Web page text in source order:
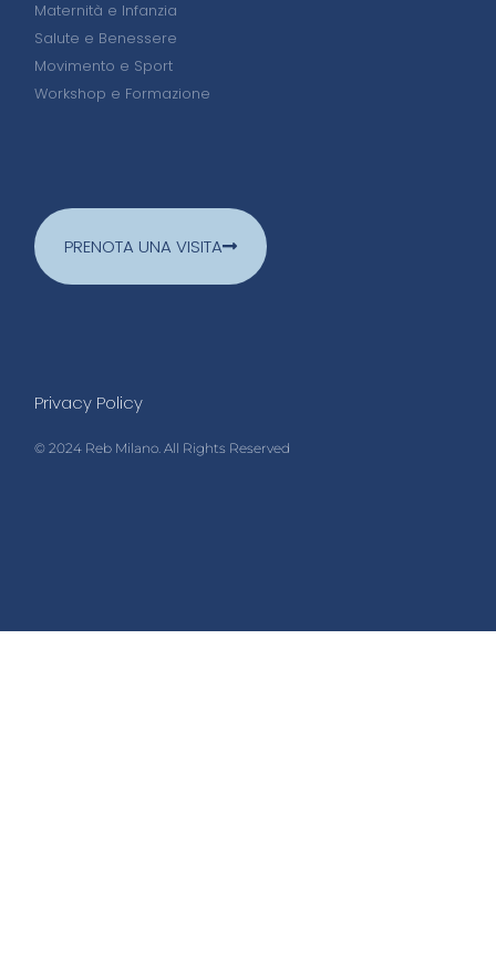
Maternità e Infanzia
Salute e Benessere
Movimento e Sport
Workshop e Formazione
PRENOTA UNA VISITA
Privacy Policy
© 2024 Reb Milano. All Rights Reserved